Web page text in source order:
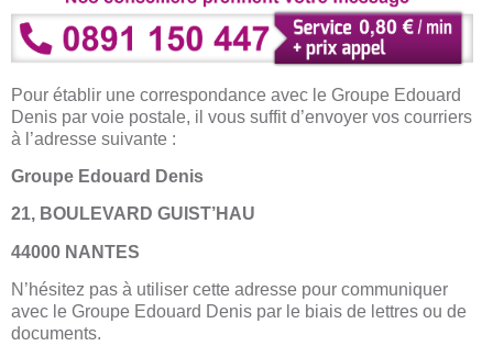
Pour établir une correspondance avec le Groupe Edouard
Denis par voie postale, il vous suffit d’envoyer vos courriers
à l’adresse suivante :
Groupe Edouard Denis
21, BOULEVARD GUIST’HAU
44000 NANTES
N’hésitez pas à utiliser cette adresse pour communiquer
avec le Groupe Edouard Denis par le biais de lettres ou de
documents.